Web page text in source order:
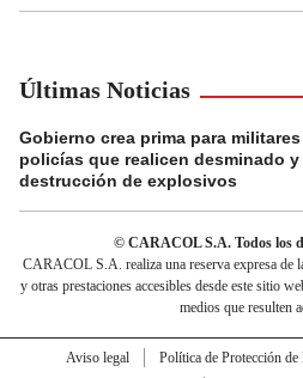
Últimas Noticias
Gobierno crea prima para
policías que realicen desminado y
destrucción de explosivos
© CARACOL S.A. Todos los
CARACOL S.A. realiza una reserva expresa de
y otras prestaciones accesibles desde este sitio
medios que resulten
Aviso legal Política de Protección de